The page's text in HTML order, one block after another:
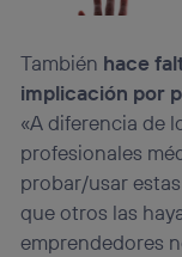
También hace
implicación por
«A diferencia de
profesionales
probar/usar
que otros las
emprendedores